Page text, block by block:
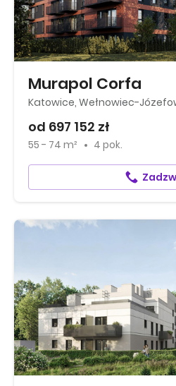
Murapol Corfa
Katowice, Wełnowiec-
od 697 152 zł
55 - 74 m² 4 pok.